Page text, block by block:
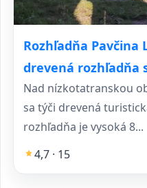
Rozhľadňa
drevená rozhľadňa
Nad nízkotatranskou
sa týči drevená
rozhľadňa je vysoká 8...
4,7 · 15